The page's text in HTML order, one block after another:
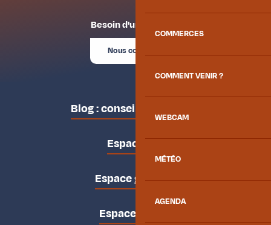
COMMERCES
COMMENT VENIR ?
WEBCAM
MÉTÉO
AGENDA
Besoin d'un conseil ?
Nous contacter
Blog : conseils des locaux
Espace pro
Espace groupes
Espace presse